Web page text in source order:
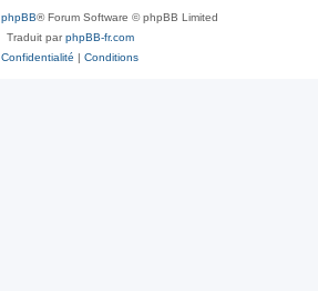
phpBB® Forum Software © phpBB Limited
Traduit parphpBB-fr.com
Confidentialité | Conditions